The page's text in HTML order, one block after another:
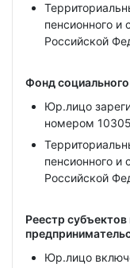
пенсионного и
Российской
Фонд
Юр.лицо
номером
пенсионного и
Российской
Реестр субъектов
Юр.лицо